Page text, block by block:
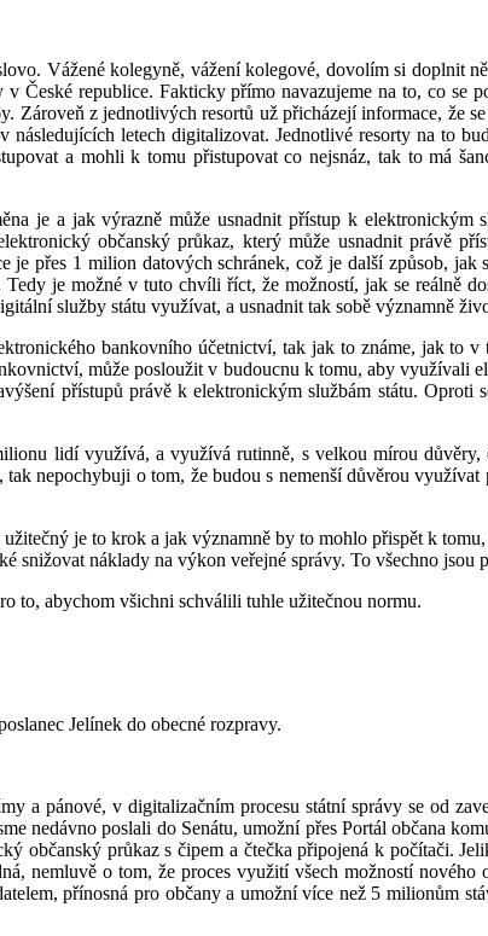
Vážené kolegyně, vážení kolegové, dovolím si doplnit
České republice. Fakticky přímo navazujeme na to, co
Zároveň z jednotlivých resortů už přicházejí informace, že
následujících letech digitalizovat. Jednotlivé resorty na to
a mohli k tomu přistupovat co nejsnáz, tak to má
je a jak výrazně může usnadnit přístup k
občanský průkaz, který může usnadnit právě
přes 1 milion datových schránek, což je další způsob,
je možné v tuto chvíli říct, že možností, jak se reálně
služby státu využívat, a usnadnit tak sobě významně
bankovního účetnictví, tak jak to známe, jak to
může posloužit v budoucnu k tomu, aby využívali
přístupů právě k elektronickým službám státu.
lidí využívá, a využívá rutinně, s velkou mírou
nepochybuji o tom, že budou s nemenší důvěrou
je to krok a jak významně by to mohlo přispět k
snižovat náklady na výkon veřejné správy. To všechno jsou
to, abychom všichni schválili tuhle užitečnou normu.
Jelínek do obecné rozpravy.
a pánové, v digitalizačním procesu státní správy se od
nedávno poslali do Senátu, umožní přes Portál občana
občanský průkaz s čipem a čtečka připojená k počítači.
nemluvě o tom, že proces využití všech možností
přínosná pro občany a umožní více než 5 milionům